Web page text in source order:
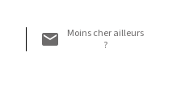
Moins cher ailleurs
?